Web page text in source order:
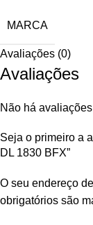
MARCA
Avaliações (0)
Avaliações
Não há
Seja o primeiro a
DL 1830 BFX”
O seu endereço
obrigatórios são